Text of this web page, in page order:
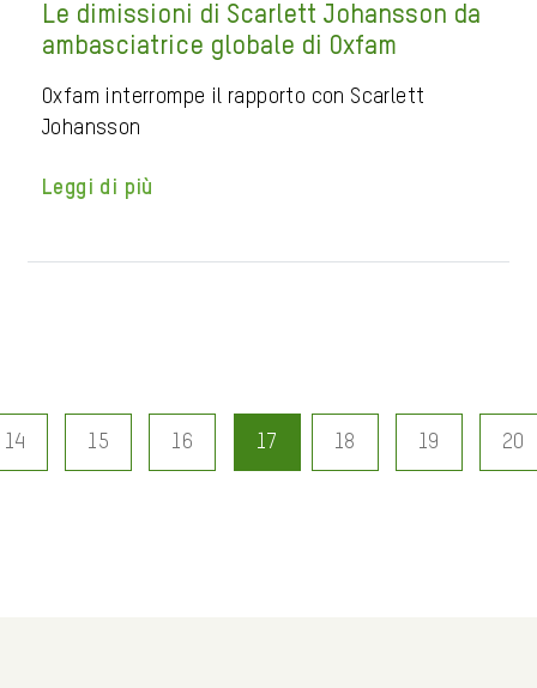
Le dimissioni di Scarlett Johansson da
ambasciatrice globale di Oxfam
Oxfam interrompe il rapporto con Scarlett
Johansson
Leggi di più
14 15 16 17 18 19 20